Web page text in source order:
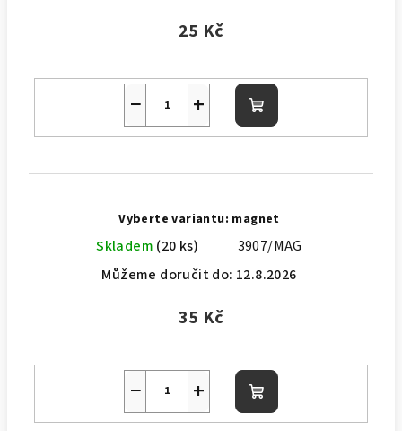
25 Kč
+
− Do
košíku
Vyberte variantu: magnet
Skladem (20 ks)
3907/MAG
Můžeme doručit do: 12.8.2026
35 Kč
+
− Do
košíku